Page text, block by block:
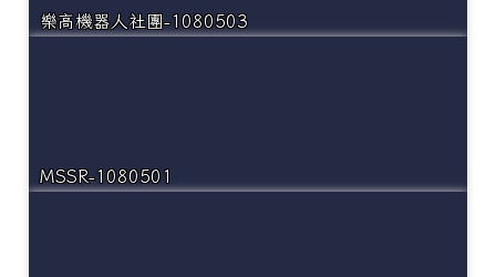
樂高機器人社團-1080503
MSSR-1080501